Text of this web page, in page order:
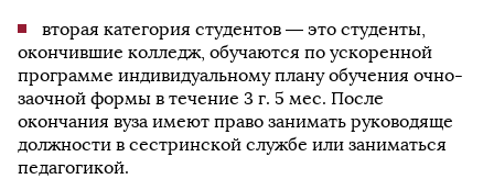
вторая категория студентов — это студенты,
окончившие колледж, обучаются по ускоренной
программе индивидуальному плану обучения очно-
заочной формы в течение 3 г. 5 мес. После
окончания вуза имеют право занимать руководяще
должности в сестринской службе или заниматься
педагогикой.